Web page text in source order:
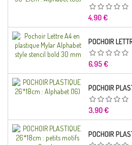
Prix
4,90 €
Prix
6,95 €
Prix
3,90 €